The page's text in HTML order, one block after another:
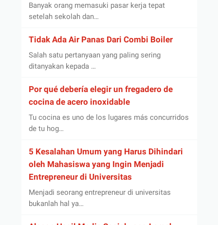
Banyak orang memasuki pasar kerja tepat
setelah sekolah dan…
Tidak Ada Air Panas Dari Combi Boiler
Salah satu pertanyaan yang paling sering
ditanyakan kepada …
Por qué debería elegir un fregadero de
cocina de acero inoxidable
Tu cocina es uno de los lugares más concurridos
de tu hog…
5 Kesalahan Umum yang Harus Dihindari
oleh Mahasiswa yang Ingin Menjadi
Entrepreneur di Universitas
Menjadi seorang entrepreneur di universitas
bukanlah hal ya…